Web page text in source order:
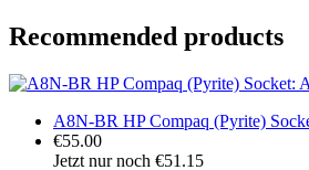
Recommended products
A8N-BR HP Compaq (Pyrite)
€55.00
Jetzt nur noch €51.15